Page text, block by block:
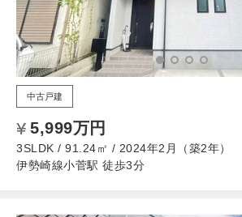
中古戸建
5,999万円
3SLDK / 91.24㎡ / 2024年2月（築2年）
伊勢崎線小菅駅 徒歩3分